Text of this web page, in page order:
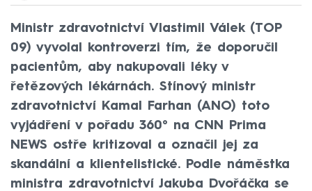
Ministr zdravotnictví Vlastimil Válek (TOP
09) vyvolal kontroverzi tím, že doporučil
pacientům, aby nakupovali léky v
řetězových lékárnách. Stínový ministr
zdravotnictví Kamal Farhan (ANO) toto
vyjádření v pořadu 360° na CNN Prima
NEWS ostře kritizoval a označil jej za
skandální a klientelistické. Podle náměstka
ministra zdravotnictví Jakuba Dvořáčka se